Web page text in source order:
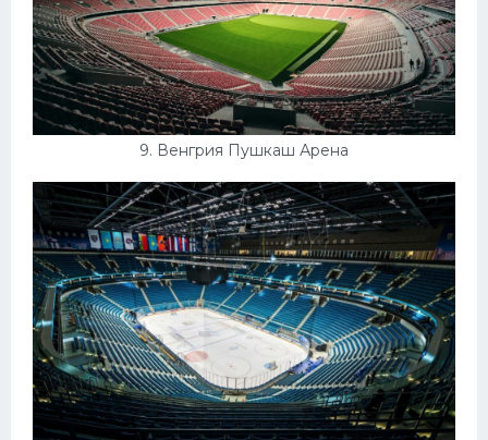
9. Венгрия Пушкаш Арена